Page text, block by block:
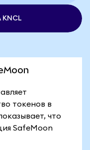
токенов в
что
SafeMoon